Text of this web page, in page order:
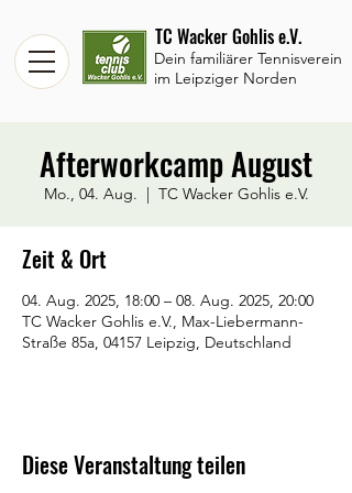
TC Wacker Gohlis e.V.
Dein familiärer Tennisverein
im Leipziger Norden
Afterworkcamp August
Mo., 04. Aug.
  |
TC Wacker Gohlis e.V.
Zeit & Ort
04. Aug. 2025, 18:00 – 08. Aug. 2025, 20:00
TC Wacker Gohlis e.V., Max-Liebermann-
Straße 85a, 04157 Leipzig, Deutschland
Diese Veranstaltung teilen